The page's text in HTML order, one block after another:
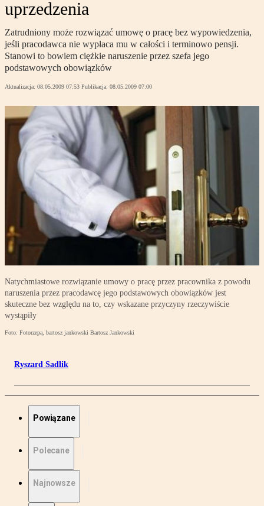
uprzedzenia
Zatrudniony może rozwiązać umowę o pracę bez wypowiedzenia,
jeśli pracodawca nie wypłaca mu w całości i terminowo pensji.
Stanowi to bowiem ciężkie naruszenie przez szefa jego
podstawowych obowiązków
Aktualizacja: 08.05.2009 07:53 Publikacja: 08.05.2009 07:00
Natychmiastowe rozwiązanie umowy o pracę przez pracownika z powodu
naruszenia przez pracodawcę jego podstawowych obowiązków jest
skuteczne bez względu na to, czy wskazane przyczyny rzeczywiście
wystąpiły
Foto: Fotorzepa, bartosz jankowski Bartosz Jankowski
Ryszard Sadlik
Powiązane
Polecane
Najnowsze